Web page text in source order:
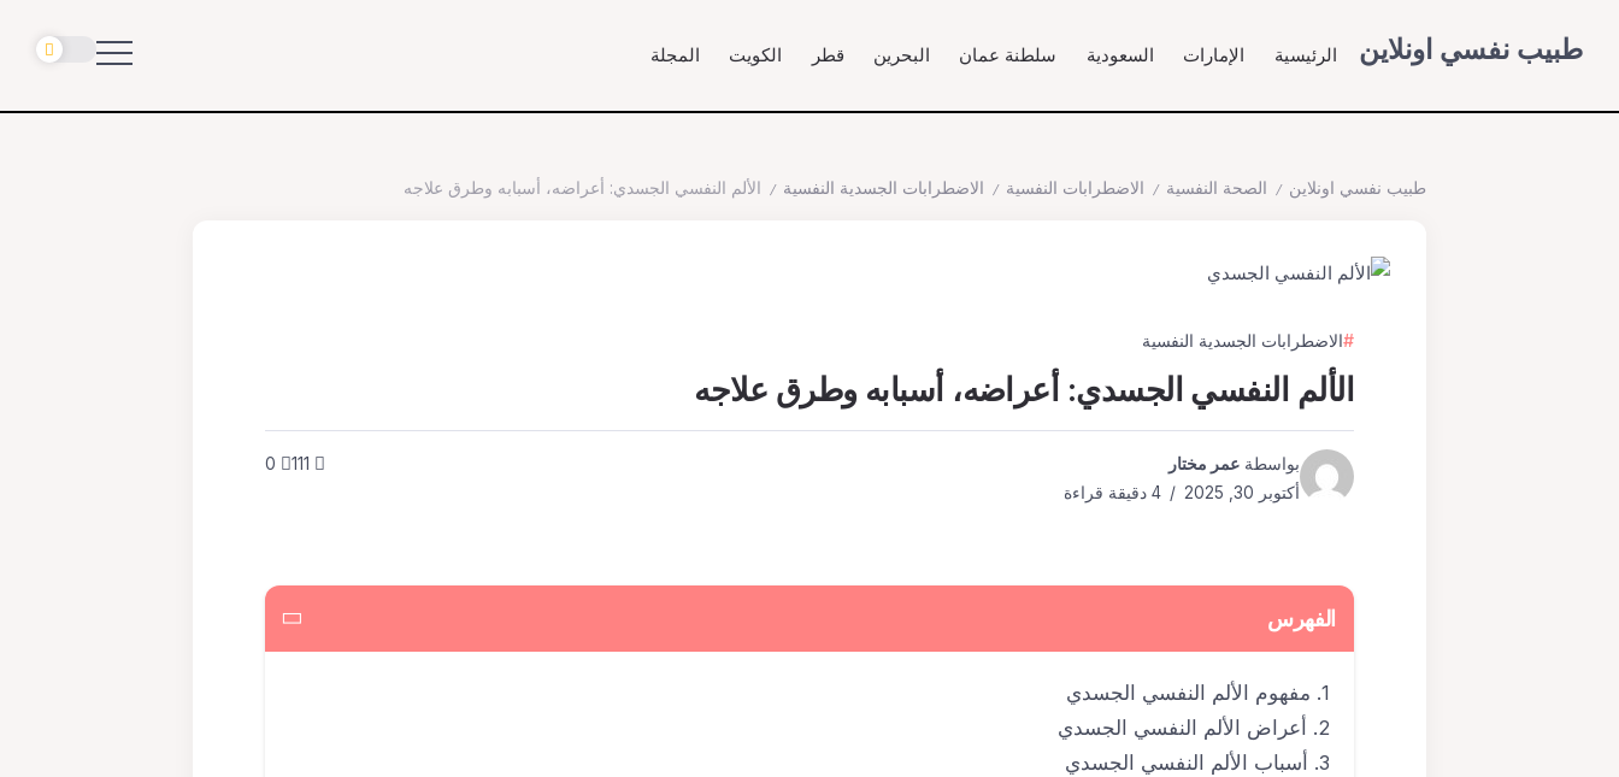
طبيب نفسي اونلاين الرئيسية الإمارات السعودية سلطنة عمان البحرين قطر الكويت المجلة
طبيب نفسي اونلاين / الصحة النفسية / الاضطرابات النفسية / الاضطرابات الجسدية النفسية / الألم النفسي الجسدي: أعراضه، أسبابه وطرق علاجه
الاضطرابات الجسدية النفسية
الألم النفسي الجسدي: أعراضه، أسبابه وطرق علاجه
بواسطة عمر مختار
أكتوبر 30, 2025
111
0
الفهرس
مفهوم الألم النفسي الجسدي
أعراض الألم النفسي الجسدي
أسباب الألم النفسي الجسدي